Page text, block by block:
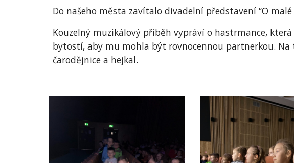
Do našeho města zavítalo divadelní představení “O
Kouzelný muzikálový příběh vypráví o hastrmance,
bytostí, aby mu mohla být rovnocennou partnerkou.
čarodějnice a hejkal.